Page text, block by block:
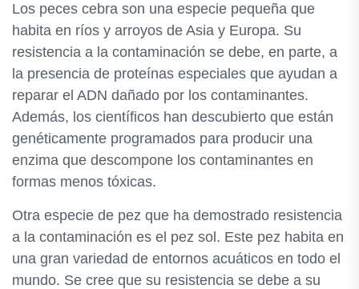
Los peces cebra son una especie pequeña que
habita en ríos y arroyos de Asia y Europa. Su
resistencia a la contaminación se debe, en parte, a
la presencia de proteínas especiales que ayudan a
reparar el ADN dañado por los contaminantes.
Además, los científicos han descubierto que están
genéticamente programados para producir una
enzima que descompone los contaminantes en
formas menos tóxicas.
Otra especie de pez que ha demostrado resistencia
a la contaminación es el pez sol. Este pez habita en
una gran variedad de entornos acuáticos en todo el
mundo. Se cree que su resistencia se debe a su